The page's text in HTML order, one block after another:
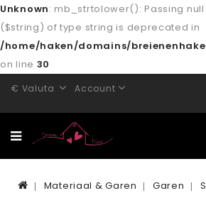
Unknown: mb_strtolower(): Passing
($string) of type string is deprecated in
/home/haken/domains/
on line 30
€ Valuta Account
Materiaal & Garen Garen